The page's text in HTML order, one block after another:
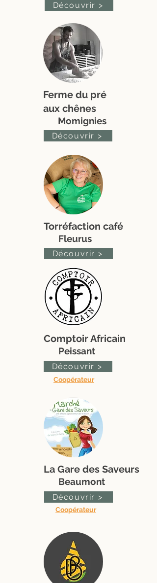
Découvrir >
Ferme du pré
aux chênes
Momignies
Découvrir >
Torréfaction café
Fleurus
Découvrir >
Comptoir Africain
Peissant
Découvrir >
Coopérateur
La Gare des Saveurs
Beaumont
Découvrir >
Coopérateur